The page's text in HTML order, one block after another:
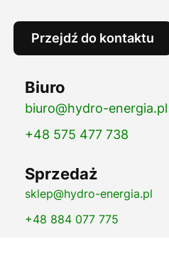
Przejdź do kontaktu
Biuro
biuro@hydro-energia.pl
+48 575 477 738
Sprzedaż
sklep@hydro-energia.pl
+48 884 077 775